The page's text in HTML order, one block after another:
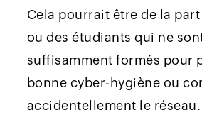
Cela pourrait être de la
ou des étudiants qui ne
suffisamment formés pour
bonne cyber-hygiène ou
accidentellement le réseau.